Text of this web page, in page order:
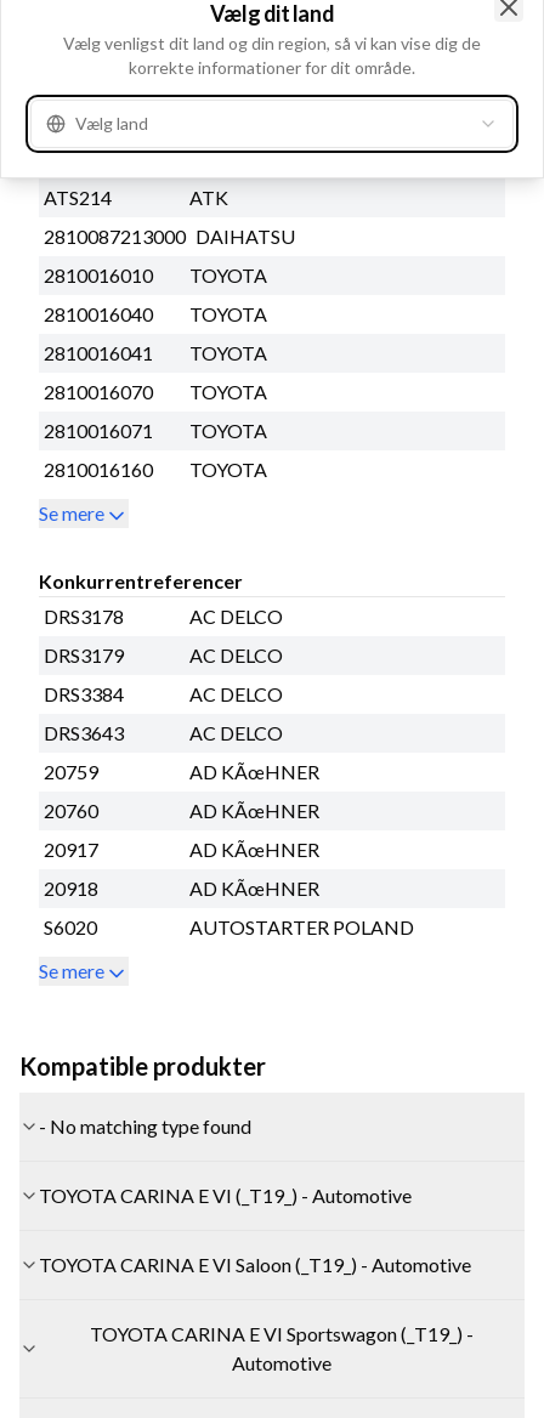
Erstatter og styklister
OEM nummer
ATS218
ATK
ATS214
ATK
2810087213000 DAIHATSU
2810016010
TOYOTA
2810016040
TOYOTA
2810016041
TOYOTA
2810016070
TOYOTA
2810016071
TOYOTA
2810016160
TOYOTA
Se mere
Konkurrentreferencer
DRS3178
AC DELCO
DRS3179
AC DELCO
DRS3384
AC DELCO
DRS3643
AC DELCO
20759
AD KÃœHNER
20760
AD KÃœHNER
20917
AD KÃœHNER
20918
AD KÃœHNER
S6020
AUTOSTARTER POLAND
Se mere
Kompatible produkter
- No matching type found
TOYOTA CARINA E VI (_T19_) - Automotive
TOYOTA CARINA E VI Saloon (_T19_) - Automotive
TOYOTA CARINA E VI Sportswagon (_T19_) -
Automotive
Vælg dit land
Vælg venligst dit land og din region, så vi kan vise dig de
korrekte informationer for dit område.
Vælg land